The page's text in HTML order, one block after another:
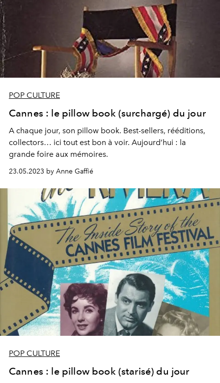
POP CULTURE
Cannes : le pillow book (surchargé) du jour
A chaque jour, son pillow book. Best-sellers, rééditions,
collectors… ici tout est bon à voir. Aujourd’hui : la
grande foire aux mémoires.
23.05.2023 by Anne Gaffié
POP CULTURE
Cannes : le pillow book (starisé) du jour